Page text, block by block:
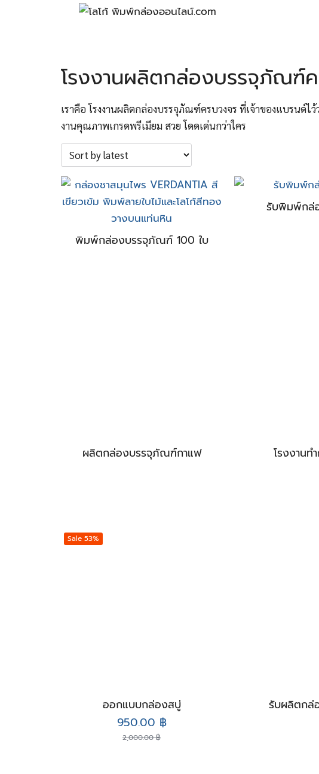
โรงงานผลิตกล่องบรรจุภัณฑ์
เราคือ โรงงานผลิตกล่องบรรจุภัณฑ์ครบวงจร ที่เจ้าของแบรนด์
งานคุณภาพเกรดพรีเมียม สวย โดดเด่นกว่าใคร
พิมพ์กล่องบรรจุภัณฑ์ 100 ใบ
รับพิมพ์กล่
ผลิตกล่องบรรจุภัณฑ์กาแฟ โรงงานท
Sale 53%
ออกแบบกล่องสบู่
2,000.00฿
Original
price
950.00 ฿Current
รับผลิตกล่